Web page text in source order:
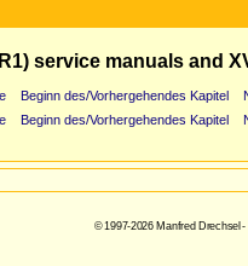
service manuals and
Beginn des/Vorhergehendes Kapitel
Beginn des/Vorhergehendes Kapitel
© 1997-2026 Manfred Drechsel